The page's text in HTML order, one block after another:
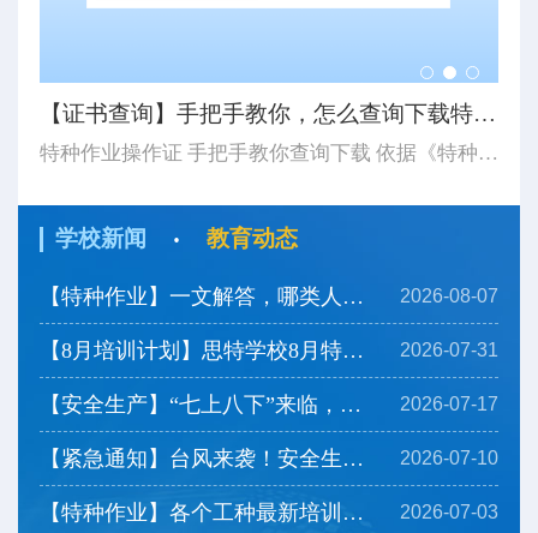
【证书查询】手把手教你，怎么查询下载特种作业操作证...
特种作业操作证 手把手教你查询下载 依据《特种作业人员安全技术培训考核管理规定》（应急管理部令第19号）《应急管理部办公厅关于更新特种作业操作证式样的通知》（应急厅〔2026〕14号）应急管理部对特种作业操作证式样进行了调整新版证书式样自2026年6月1日起正式启用。如果查询下载特种作业操作证...
学校新闻 · 教育动态
【特种作业】一文解答，哪类人群可以免培直考？ 2026-08-07
【8月培训计划】思特学校8月特种作业培训计划及注意事... 2026-07-31
【安全生产】“七上八下”来临，看看防灾要点有哪些？ 2026-07-17
【紧急通知】台风来袭！安全生产严格停工，开班延期 2026-07-10
【特种作业】各个工种最新培训时长安排，带你一览！ 2026-07-03